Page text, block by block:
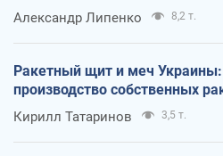
Александр Липенко 8,2 т.
Ракетный щит и меч Украины:
производство собственных
Кирилл Татаринов 3,5 т.